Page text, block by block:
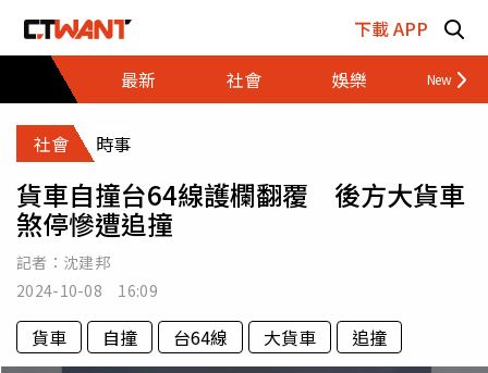
下載 APP
最新
社會 娛樂 財經
社會 時事
貨車自撞台64線護欄翻覆 後方大貨車
煞停慘遭追撞
記者： 沈建邦
2024-10-08 16:09
貨車 自撞 台64線 大貨車 追撞